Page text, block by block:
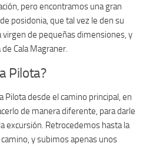
pero encontramos una gran
posidonia, que tal vez le den su
virgen de pequeñas dimensiones, y
Cala Magraner.
Pilota?
Pilota desde el camino principal, en
de manera diferente, para darle
excursión. Retrocedemos hasta la
y subimos apenas unos